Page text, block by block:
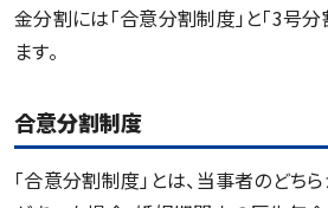
金分割には「合意分割制度」と「3号
ます。
合意分割制度
「合意分割制度」とは、当事者のどち